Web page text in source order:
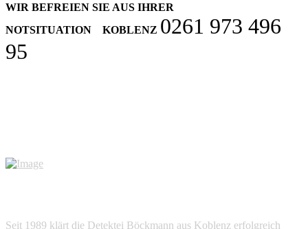
WIR BEFREIEN SIE AUS IHRER
NOTSITUATION KOBLENZ 0261 973 496
95
Seit 1989 klärt die Detektei Böckmann aus Koblenz erfolgreich